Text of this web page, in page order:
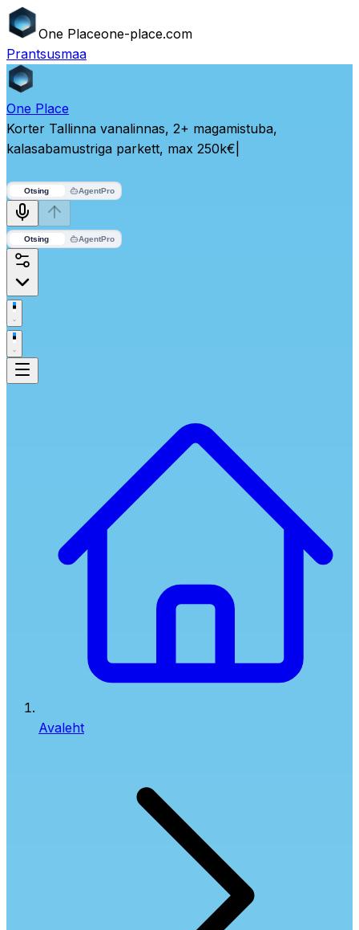
One Placeone-place.com
Prantsusmaa
One Place
Korter Tallinna vanalinnas, 2+ magamistuba,
kalasabamustriga parkett, max 250k€
Otsing AgentPro
Otsing AgentPro
Avaleht